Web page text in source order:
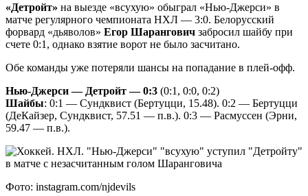
«Детройт» на выезде «всухую» обыграл «Нью-Джерси» в
матче регулярного чемпионата НХЛ — 3:0. Белорусский
форвард «дьяволов» Егор Шарангович забросил шайбу при
счете 0:1, однако взятие ворот не было засчитано.
Обе команды уже потеряли шансы на попадание в плей-офф.
Нью-Джерси — Детройт — 0:3 (0:1, 0:0, 0:2)
Шайбы: 0:1 — Сундквист (Бертуцци, 15.48). 0:2 — Бертуцци
(ДеКайзер, Сундквист, 57.51 — п.в.). 0:3 — Расмуссен (Эрни,
59.47 — п.в.).
Фото: instagram.com/njdevils